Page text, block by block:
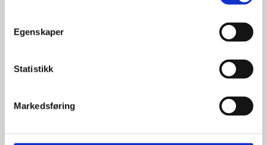
Egenskaper
Statistikk
Markedsføring